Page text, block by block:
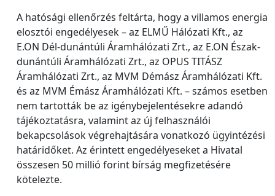
A hatósági ellenőrzés feltárta, hogy a villamos energia
elosztói engedélyesek – az ELMŰ Hálózati Kft., az
E.ON Dél-dunántúli Áramhálózati Zrt., az E.ON Észak-
dunántúli Áramhálózati Zrt., az OPUS TITÁSZ
Áramhálózati Zrt., az MVM Démász Áramhálózati Kft.
és az MVM Émász Áramhálózati Kft. – számos esetben
nem tartották be az igénybejelentésekre adandó
tájékoztatásra, valamint az új felhasználói
bekapcsolások végrehajtására vonatkozó ügyintézési
határidőket. Az érintett engedélyeseket a Hivatal
összesen 50 millió forint bírság megfizetésére
kötelezte.